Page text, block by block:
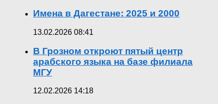
Имена в Дагестане: 2025 и 2000
13.02.2026 08:41
В Грозном откроют пятый центр
арабского языка на базе филиала
МГУ
12.02.2026 14:18